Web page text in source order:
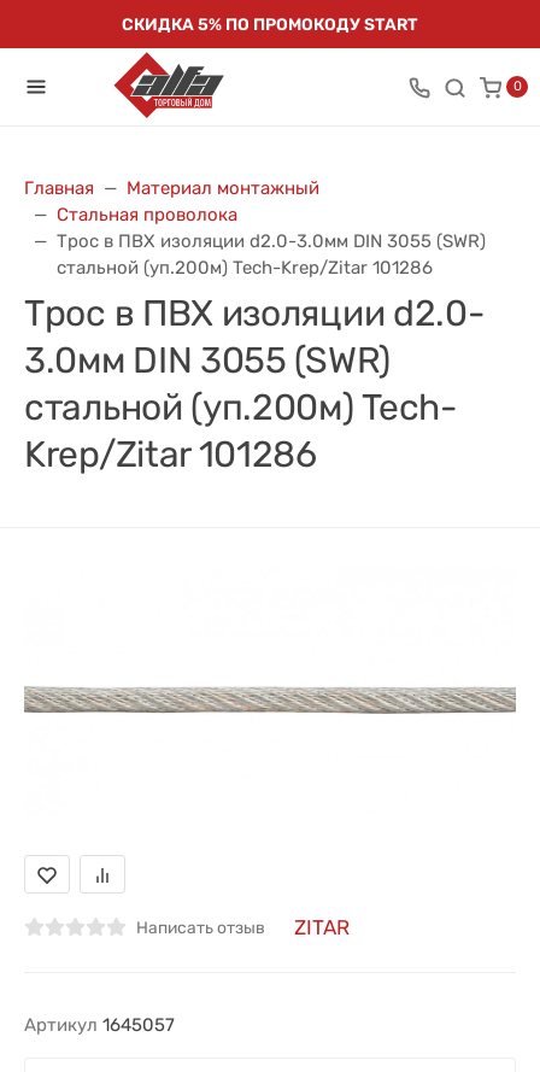
СКИДКА 5% ПО ПРОМОКОДУ START
0
Главная
Материал монтажный
Стальная проволока
Трос в ПВХ изоляции d2.0-3.0мм DIN 3055 (SWR)
стальной (уп.200м) Tech-Krep/Zitar 101286
Трос в ПВХ изоляции d2.0-
3.0мм DIN 3055 (SWR)
стальной (уп.200м) Tech-
Krep/Zitar 101286
Написать отзыв ZITAR
Артикул 1645057